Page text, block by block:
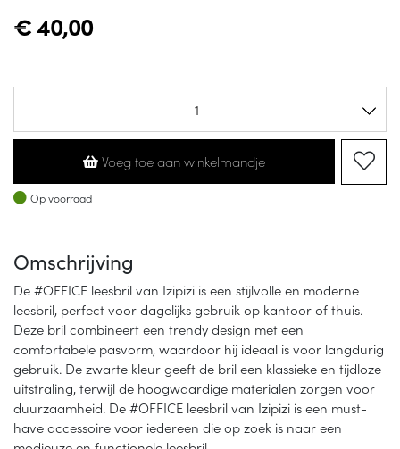
€40,00
Voeg toe aan winkelmandje
Op voorraad
Op voorraad
Omschrijving
De #OFFICE leesbril van Izipizi is een stijlvolle en moderne
leesbril, perfect voor dagelijks gebruik op kantoor of thuis.
Deze bril combineert een trendy design met een
comfortabele pasvorm, waardoor hij ideaal is voor langdurig
gebruik. De zwarte kleur geeft de bril een klassieke en tijdloze
uitstraling, terwijl de hoogwaardige materialen zorgen voor
duurzaamheid. De #OFFICE leesbril van Izipizi is een must-
have accessoire voor iedereen die op zoek is naar een